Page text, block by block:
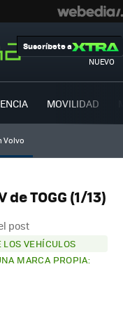
NUEVO
Suscríbete a
MOVILIDAD
Volvo
TOGG (1/13)
post
LOS VEHÍCULOS
MARCA PROPIA: